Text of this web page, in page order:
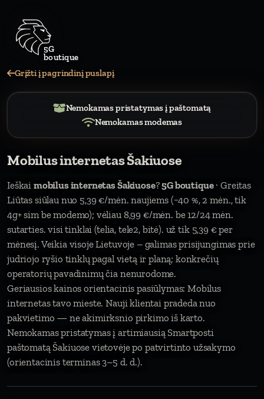
5G
Grįžti į pagrindinį puslapį
Nemokamas pristatymas į paštomatą
Nemokamas modemas
Mobilus internetas Šakiuose
Ieškai mobilus internetas Šakiuose?5G boutique· Greitas
Liūtas siūlau nuo 5,39 €/mėn. naujiems (−40 %, 2 mėn., tik
4g+ sim be modemo); vėliau 8,99 €/mėn. be 12/24 mėn.
sutarties. visi tinklai (telia, tele2, bitė). už tik 5,39 € per
mėnesį. Veikia visoje Lietuvoje – galimas prisijungimas prie
judriojo ryšio tinklų pagal vietą ir planą; konkrečių
operatorių pavadinimų čia nenurodome.
Geriausios kainos orientacinis pasiūlymas: Mobilus
internetas tavo mieste. Nauji klientai pradeda nuo
pakvietimo — ne akimirksnio pirkimo iš karto.
Nemokamas pristatymas į artimiausią Smartposti
paštomatą Šakiuose vietovėje po patvirtinto užsakymo
(orientacinis terminas 3–5 d. d.).